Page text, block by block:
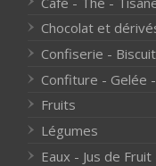
Chocolat et
Confiserie -
Confiture - Gelée
Fruits
Légumes
Eaux - Jus de